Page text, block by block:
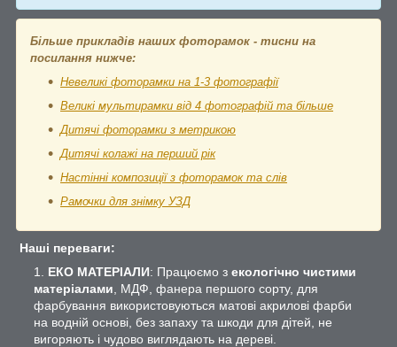
Більше прикладів наших фоторамок - тисни на
посилання нижче:
Невеликі фоторамки на 1-3 фотографії
Великі мультирамки від 4 фотографій та більше
Дитячі фоторамки з метрикою
Дитячі колажі на перший рік
Настінні композиції з фоторамок та слів
Рамочки для знімку УЗД
Наші переваги:
ЕКО МАТЕРІАЛИ: Працюємо з екологічно чистими
матеріалами , МДФ, фанера першого сорту, для
фарбування використовуються матові акрилові фарби
на водній основі, без запаху та шкоди для дітей, не
вигоряють і чудово виглядають на дереві.